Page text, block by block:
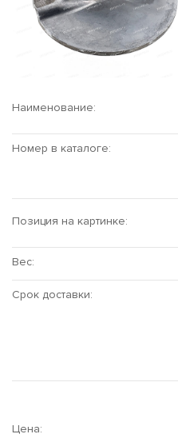
Наименование:
Номер в каталоге:
Позиция на картинке:
Вес:
Срок доставки:
Цена: